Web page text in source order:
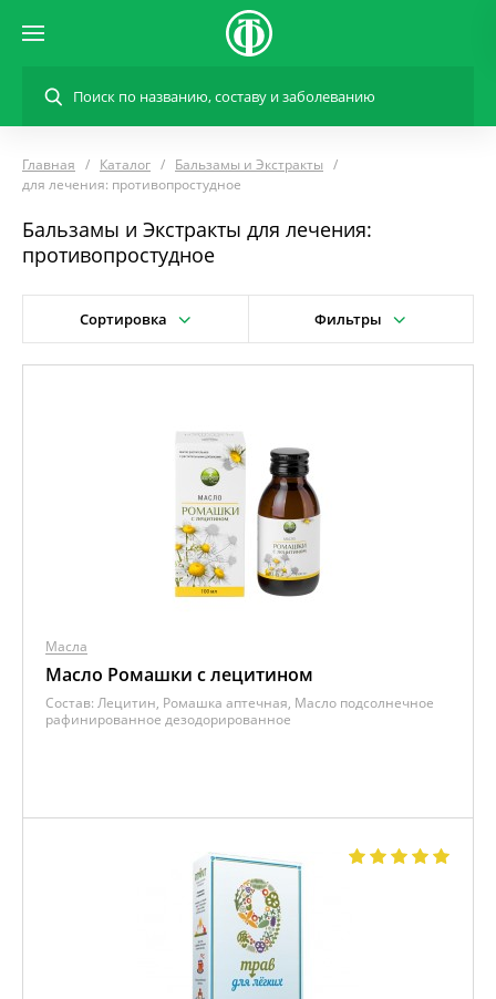
Главная Каталог
Бальзамы и Экстракты
для лечения: противопростудное
Бальзамы и Экстракты для лечения:
противопростудное
Сортировка Фильтры
Масла
Масло Ромашки с лецитином
Состав: Лецитин, Ромашка аптечная, Масло подсолнечное
рафинированное дезодорированное